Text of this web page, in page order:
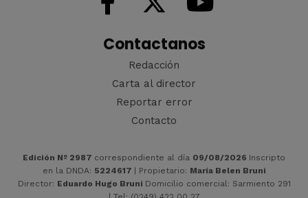
Contactanos
Redacción
Carta al director
Reportar error
Contacto
Edición Nº 2987 correspondiente al día 09/08/2026 Inscripto
en la DNDA: 5224617 | Propietario: María Belen Bruni
Director: Eduardo Hugo Bruni Domicilio comercial: Sarmiento 291